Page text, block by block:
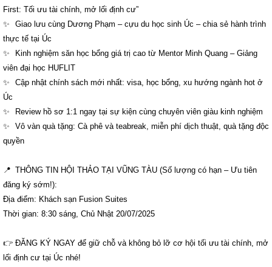
First: Tối ưu tài chính, mở lối định cư”
Giao lưu cùng Dương Phạm – cựu du học sinh Úc – chia sẻ hành trình
thực tế tại Úc
Kinh nghiệm săn học bổng giá trị cao từ Mentor Minh Quang – Giảng
viên đại học HUFLIT
Cập nhật chính sách mới nhất: visa, học bổng, xu hướng ngành hot ở
Úc
Review hồ sơ 1:1 ngay tại sự kiện cùng chuyên viên giàu kinh nghiệm
Vô vàn quà tặng: Cà phê và teabreak, miễn phí dịch thuật, quà tặng độc
quyền
THÔNG TIN HỘI THẢO TẠI VŨNG TÀU (Số lượng có hạn – Ưu tiên
đăng ký sớm!):
Địa điểm: Khách sạn Fusion Suites
Thời gian: 8:30 sáng, Chủ Nhật 20/07/2025
ĐĂNG KÝ NGAY để giữ chỗ và không bỏ lỡ cơ hội tối ưu tài chính, mở
lối định cư tại Úc nhé!